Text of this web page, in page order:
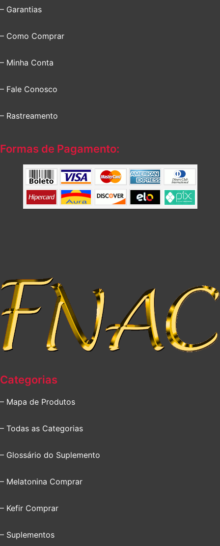
– Garantias
– Como Comprar
– Minha Conta
– Fale Conosco
– Rastreamento
Formas de Pagamento:
Categorias
– Mapa de Produtos
– Todas as Categorias
– Glossário do Suplemento
– Melatonina Comprar
– Kefir Comprar
– Suplementos